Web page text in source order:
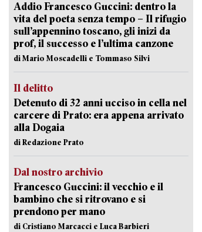
Addio Francesco Guccini: dentro la
vita del poeta senza tempo – Il rifugio
sull’appennino toscano, gli inizi da
prof, il successo e l’ultima canzone
di Mario Moscadelli e Tommaso Silvi
Il delitto
Detenuto di 32 anni ucciso in cella nel
carcere di Prato: era appena arrivato
alla Dogaia
di Redazione Prato
Dal nostro archivio
Francesco Guccini: il vecchio e il
bambino che si ritrovano e si
prendono per mano
di Cristiano Marcacci e Luca Barbieri